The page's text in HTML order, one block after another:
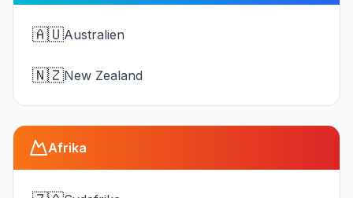
🇦🇺Australien
🇳🇿New Zealand
Afrika